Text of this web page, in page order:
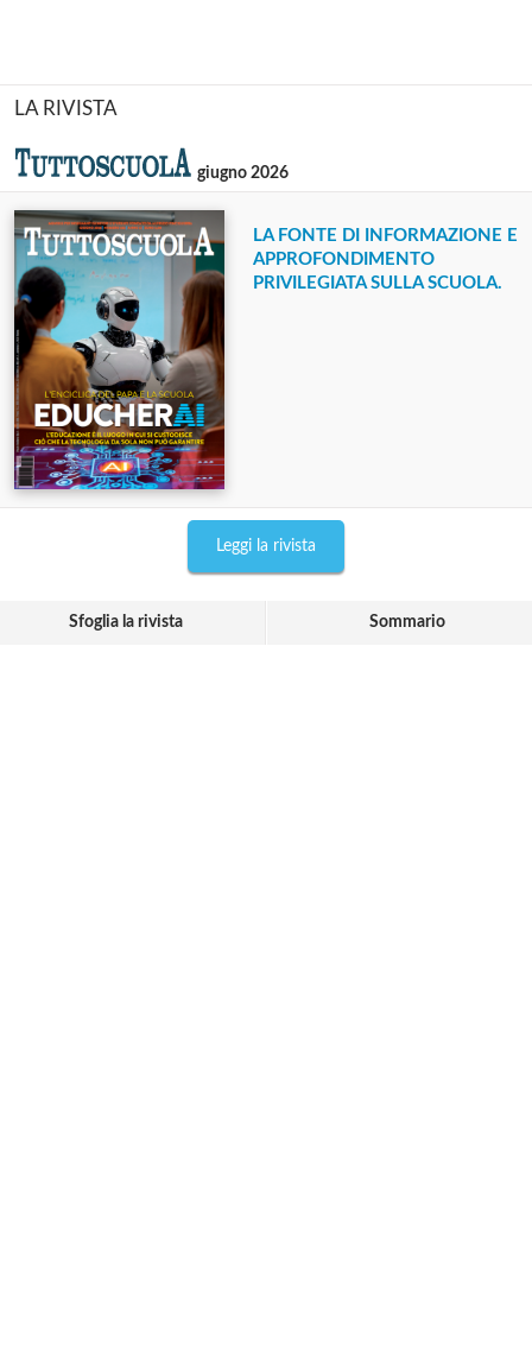
LA RIVISTA
giugno 2026
LA FONTE DI INFORMAZIONE E
APPROFONDIMENTO
PRIVILEGIATA SULLA SCUOLA.
Leggi la rivista
Sfoglia la rivista Sommario